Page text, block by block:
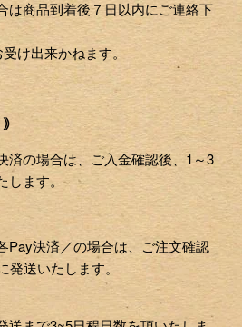
は商品到着後７日以内にご連絡下
け出来かねます。
済の場合は、ご入金確認後、1～3
ます。
Pay決済／の場合は、ご注文確認
送いたします。